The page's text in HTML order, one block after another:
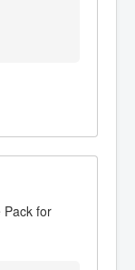
Pack for